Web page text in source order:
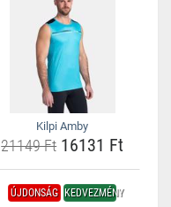
Kilpi Amby
21149 Ft16131 Ft
ÚJDONSÁG KEDVEZMÉNY